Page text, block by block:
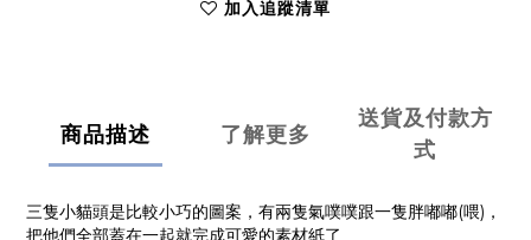
加入追蹤清單
商品描述 了解更多
送貨及付款方
式
三隻小貓頭是比較小巧的圖案，有兩隻氣噗噗跟一隻胖嘟嘟(喂)，
把他們全部蓋在一起就完成可愛的素材紙了